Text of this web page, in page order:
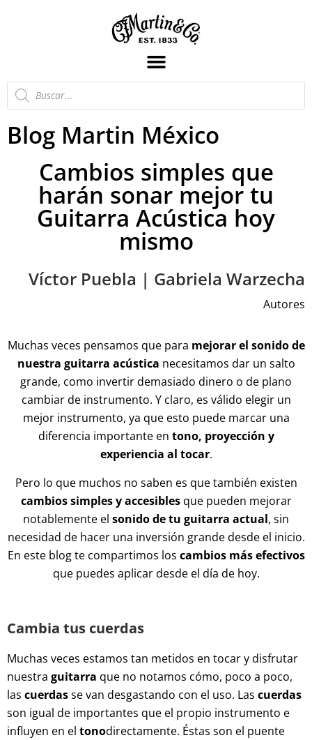
Blog Martin México
Cambios simples que
harán sonar mejor tu
Guitarra Acústica hoy
mismo
Víctor Puebla | Gabriela Warzecha
Autores
Muchas veces pensamos que para mejorar el sonido de
nuestra guitarra acústica necesitamos dar un salto
grande, como invertir demasiado dinero o de plano
cambiar de instrumento. Y claro, es válido elegir un
mejor instrumento, ya que esto puede marcar una
diferencia importante en tono, proyección y
experiencia al tocar.
Pero lo que muchos no saben es que también existen
cambios simples y accesiblesque pueden mejorar
notablemente el sonido de tu guitarra actual, sin
necesidad de hacer una inversión grande desde el inicio.
En este blog te compartimos los cambios más efectivos
que puedes aplicar desde el día de hoy.
Cambia tus cuerdas
Muchas veces estamos tan metidos en tocar y disfrutar
nuestra guitarra que no notamos cómo, poco a poco,
las cuerdasse van desgastando con el uso. Las cuerdas
son igual de importantes que el propio instrumento e
influyen en el tonodirectamente. Éstas son el puente